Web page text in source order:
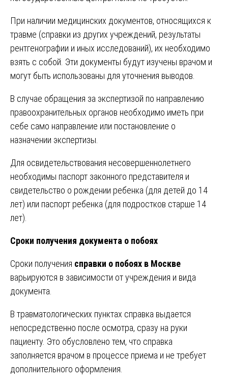
При наличии медицинских документов, относящихся к
травме (справки из других учреждений, результаты
рентгенографии и иных исследований), их необходимо
взять с собой. Эти документы будут изучены врачом и
могут быть использованы для уточнения выводов.
В случае обращения за экспертизой по направлению
правоохранительных органов необходимо иметь при
себе само направление или постановление о
назначении экспертизы.
Для освидетельствования несовершеннолетнего
необходимы паспорт законного представителя и
свидетельство о рождении ребенка (для детей до 14
лет) или паспорт ребенка (для подростков старше 14
лет).
Сроки получения документа о побоях
Сроки получения справки о побоях в Москве
варьируются в зависимости от учреждения и вида
документа.
В травматологических пунктах справка выдается
непосредственно после осмотра, сразу на руки
пациенту. Это обусловлено тем, что справка
заполняется врачом в процессе приема и не требует
дополнительного оформления.